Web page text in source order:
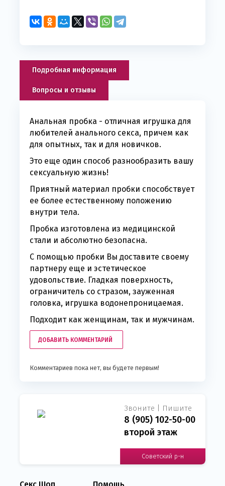
Подробная информация
Вопросы и отзывы
Анальная пробка - отличная игрушка для
любителей анального секса, причем как
для опытных, так и для новичков.
Это еще один способ разнообразить вашу
сексуальную жизнь!
Приятный материал пробки способствует
ее более естественному положению
внутри тела.
Пробка изготовлена из медицинской
стали и абсолютно безопасна.
С помощью пробки Вы доставите своему
партнеру еще и эстетическое
удовольствие. Гладкая поверхность,
ограничитель со стразом, зауженная
головка, игрушка водонепроницаемая.
Подходит как женщинам, так и мужчинам.
ДОБАВИТЬ КОММЕНТАРИЙ
Комментариев пока нет, вы будете первым!
Звоните | Пишите
8 (905) 102-50-00
второй этаж
Советский р-н